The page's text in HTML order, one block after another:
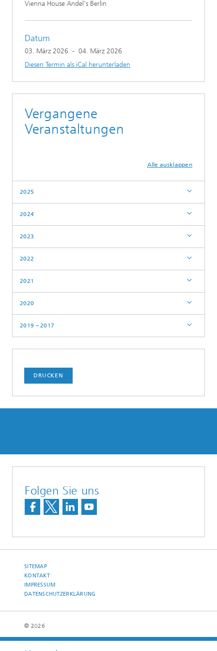
Vienna House Andel's Berlin
Datum
03. März 2026 - 04. März 2026
Diesen Termin als iCal herunterladen
Vergangene
Veranstaltungen
Alle ausklappen
2025
2024
2023
2022
2021
2020
2019 – 2017
DRUCKEN
Folgen Sie uns
SITEMAP
KONTAKT
IMPRESSUM
DATENSCHUTZERKLÄRUNG
© 2026